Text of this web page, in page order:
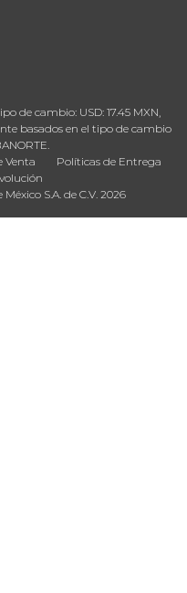
de cambio: USD: 17.45 MXN,
basados en el tipo de cambio
Venta
Políticas de Entrega
S.A. de C.V. 2026